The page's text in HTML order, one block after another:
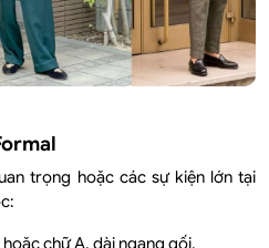
trọng hoặc các sự kiện lớn tại
chữ A, dài ngang gối.